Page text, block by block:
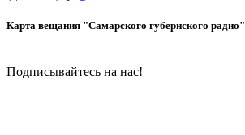
Карта вещания "Самарского губернского радио"
Подписывайтесь на нас!